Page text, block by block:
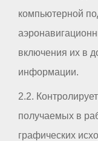
компьютерной
включения их в
информации.
2.2.
получаемых в
графических